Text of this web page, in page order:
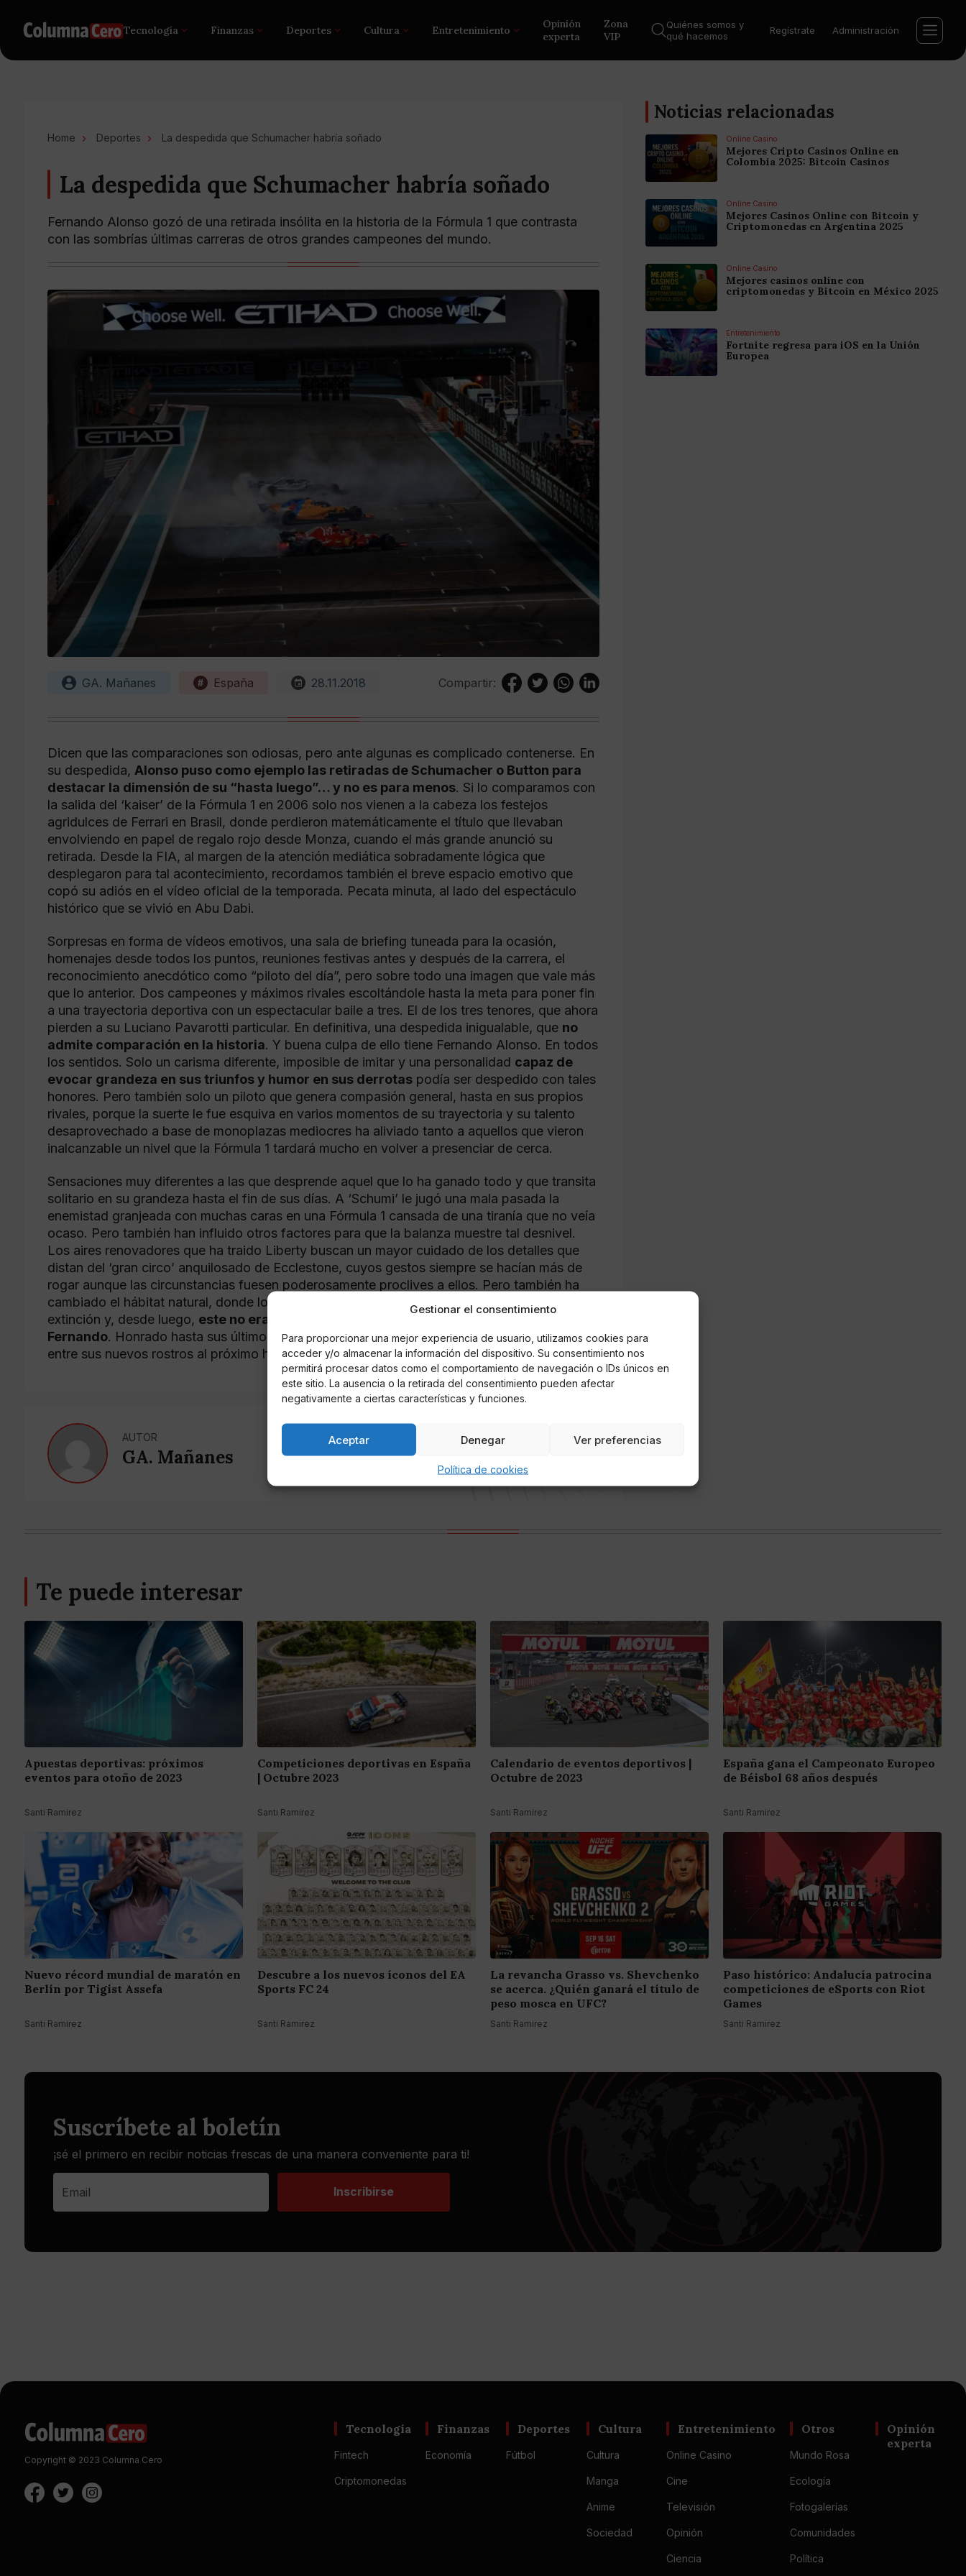
Gestionar el consentimiento
Para proporcionar una mejor experiencia de usuario, utilizamos cookies para
acceder y/o almacenar la información del dispositivo. Su consentimiento nos
permitirá procesar datos como el comportamiento de navegación o IDs únicos en
este sitio. La ausencia o la retirada del consentimiento pueden afectar
negativamente a ciertas características y funciones.
Aceptar Denegar Ver preferencias
Política de cookies
Tecnología Finanzas Deportes Cultura Entretenimiento
Opinión
experta
Zona
VIP
Quiénes somos y
qué hacemos
Regístrate Administración
Home Deportes La despedida que Schumacher habría soñado
La despedida que Schumacher habría soñado
Fernando Alonso gozó de una retirada insólita en la historia de la Fórmula 1 que contrasta
con las sombrías últimas carreras de otros grandes campeones del mundo.
GA. Mañanes España 28.11.2018 Compartir:
Dicen que las comparaciones son odiosas, pero ante algunas es complicado contenerse. En
su despedida, Alonso puso como ejemplo las retiradas de Schumacher o Button para
destacar la dimensión de su “hasta luego”… y no es para menos. Si lo comparamos con
la salida del ‘kaiser’ de la Fórmula 1 en 2006 solo nos vienen a la cabeza los festejos
agridulces de Ferrari en Brasil, donde perdieron matemáticamente el título que llevaban
envolviendo en papel de regalo rojo desde Monza, cuando el más grande anunció su
retirada. Desde la FIA, al margen de la atención mediática sobradamente lógica que
desplegaron para tal acontecimiento, recordamos también el breve espacio emotivo que
copó su adiós en el vídeo oficial de la temporada. Pecata minuta, al lado del espectáculo
histórico que se vivió en Abu Dabi.
Sorpresas en forma de vídeos emotivos, una sala de briefing tuneada para la ocasión,
homenajes desde todos los puntos, reuniones festivas antes y después de la carrera, el
reconocimiento anecdótico como “piloto del día”, pero sobre todo una imagen que vale más
que lo anterior. Dos campeones y máximos rivales escoltándole hasta la meta para poner fin
a una trayectoria deportiva con un espectacular baile a tres. El de los tres tenores, que ahora
pierden a su Luciano Pavarotti particular. En definitiva, una despedida inigualable, que no
admite comparación en la historia. Y buena culpa de ello tiene Fernando Alonso. En todos
los sentidos. Solo un carisma diferente, imposible de imitar y una personalidad capaz de
evocar grandeza en sus triunfos y humor en sus derrotas podía ser despedido con tales
honores. Pero también solo un piloto que genera compasión general, hasta en sus propios
rivales, porque la suerte le fue esquiva en varios momentos de su trayectoria y su talento
desaprovechado a base de monoplazas mediocres ha aliviado tanto a aquellos que vieron
inalcanzable un nivel que la Fórmula 1 tardará mucho en volver a presenciar de cerca.
Sensaciones muy diferentes a las que desprende aquel que lo ha ganado todo y que transita
solitario en su grandeza hasta el fin de sus días. A ‘Schumi’ le jugó una mala pasada la
enemistad granjeada con muchas caras en una Fórmula 1 cansada de una tiranía que no veía
ocaso. Pero también han influido otros factores para que la balanza muestre tal desnivel.
Los aires renovadores que ha traido Liberty buscan un mayor cuidado de los detalles que
distan del ‘gran circo’ anquilosado de Ecclestone, cuyos gestos siempre se hacían más de
rogar aunque las circunstancias fuesen poderosamente proclives a ellos. Pero también ha
cambiado el hábitat natural, donde los pilotos puros y salvajes están ahora en peligro de
extinción y, desde luego, este no era el momento para perder a un ejemplar como
Fernando. Honrado hasta sus últimos metros, se va con honores, y la Fórmula 1 busca ya
entre sus nuevos rostros al próximo héroe de la máxima competición.
AUTOR
GA. Mañanes
Noticias relacionadas
Online Casino
Mejores Cripto Casinos Online en
Colombia 2025: Bitcoin Casinos
Online Casino
Mejores Casinos Online con Bitcoin y
Criptomonedas en Argentina 2025
Online Casino
Mejores casinos online con
criptomonedas y Bitcoin en México 2025
Entretenimiento
Fortnite regresa para iOS en la Unión
Europea
Te puede interesar
Apuestas deportivas: próximos
eventos para otoño de 2023
Santi Ramirez
Competiciones deportivas en España
| Octubre 2023
Santi Ramirez
Calendario de eventos deportivos |
Octubre de 2023
Santi Ramirez
España gana el Campeonato Europeo
de Béisbol 68 años después
Santi Ramirez
Nuevo récord mundial de maratón en
Berlín por Tigist Assefa
Santi Ramirez
Descubre a los nuevos íconos del EA
Sports FC 24
Santi Ramirez
La revancha Grasso vs. Shevchenko
se acerca. ¿Quién ganará el título de
peso mosca en UFC?
Santi Ramirez
Paso histórico: Andalucía patrocina
competiciones de eSports con Riot
Games
Santi Ramirez
Suscríbete al boletín
¡sé el primero en recibir noticias frescas de una manera conveniente para ti!
Inscribirse
Copyright © 2023 Columna Cero
Tecnología
Fintech
Criptomonedas
Finanzas
Economía
Deportes
Fútbol
Cultura
Cultura
Manga
Anime
Sociedad
Entretenimiento
Online Casino
Cine
Televisión
Opinión
Ciencia
Otros
Mundo Rosa
Ecología
Fotogalerías
Comunidades
Política
Opinión
experta